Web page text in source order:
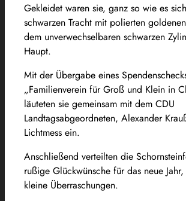
Gekleidet waren sie, ganz so wie es
schwarzen Tracht mit polierten
dem unverwechselbaren schwarzen
Haupt.
Mit der Übergabe eines
„Familienverein für Groß und Klein in
läuteten sie gemeinsam mit dem CDU
Landtagsabgeordneten, Alexander
Lichtmess ein.
Anschließend verteilten die
rußige Glückwünsche für das neue
kleine Überraschungen.